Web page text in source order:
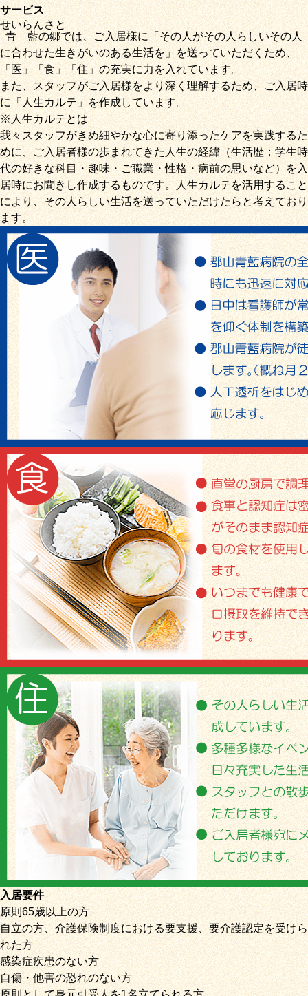
サービス
青藍
せいらん
の郷
さと
では、ご入居様に「その人がその人らしいその人
に合わせた生きがいのある生活を」を送っていただくため、
「医」 「食」「住」の充実に力を入れています。
また、スタッフがご入居様をより深く理解するため、ご入居時
に「人生カルテ」を作成しています。
※人生カルテとは
我々スタッフがきめ細やかな心に寄り添ったケアを実践するた
めに、ご入居者様の歩まれてきた人生の経緯（生活歴；学生時
代の好きな科目・趣味・ご職業・性格・病前の思いなど）を入
居時にお聞きし作成するものです。人生カルテを活用すること
により、その人らしい生活を送っていただけたらと考えており
ます。
入居要件
原則65歳以上の方
自立の方、介護保険制度における要支援、要介護認定を受けら
れた方
感染症疾患のない方
自傷・他害の恐れのない方